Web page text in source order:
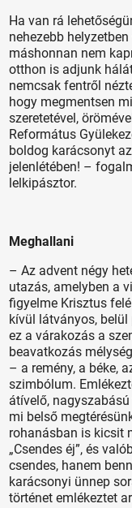
Ha van rá
nehezebb
máshonnan nem
otthon is adjunk
nemcsak fentről
hogy megmentsen
szeretetével,
Református
boldog karácsonyt
jelenlétében! –
lelkipásztor.
Meghallani
– Az advent négy
utazás, amelyben a
figyelme Krisztus
kívül látványos,
ez a várakozás a
beavatkozás
– a remény, a béke,
szimbólum.
átívelő,
mi belső
rohanásban is kicsit
„Csendes éj”, és
csendes, hanem
karácsonyi ünnep
történet emlékeztet